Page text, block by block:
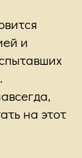
и
на этот